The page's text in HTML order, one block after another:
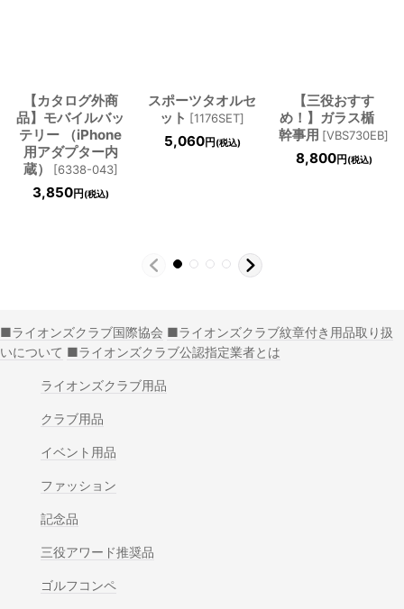
【カタログ外商
品】モバイルバッ
テリー （iPhone
用アダプター内
蔵）
[6338-043]
3,850円 (税込)
スポーツタオルセ
ット [1176SET]
5,060円 (税込)
【三役おすす
め！】ガラス楯
幹事用 [VBS730EB]
8,800円 (税込)
■ライオンズクラブ国際協会 ■ライオンズクラブ紋章付き用品取り扱
いについて ■ライオンズクラブ公認指定業者とは
ライオンズクラブ用品
クラブ用品
イベント用品
ファッション
記念品
三役アワード推奨品
ゴルフコンペ